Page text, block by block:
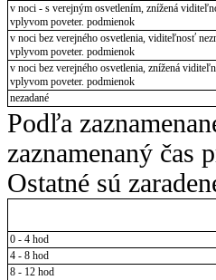
v noci - s verejným osvetlením, znížená
vplyvom poveter. podmienok
v noci bez verejného osvetlenia, viditeľnosť
vplyvom poveter. podmienok
v noci bez verejného osvetlenia, znížená
vplyvom poveter. podmienok
nezadané
Podľa
zaznamenaný čas
Ostatné sú
0 - 4 hod
4 - 8 hod
8 - 12 hod